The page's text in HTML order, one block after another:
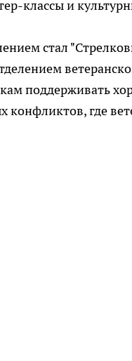
классы и
стал
поддерживать
конфликтов, где